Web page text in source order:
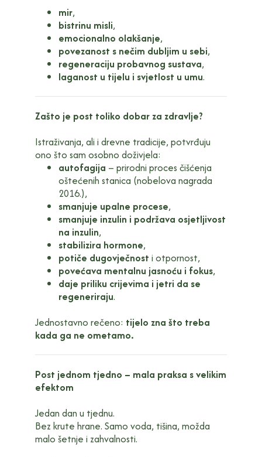
mir,
bistrinu misli,
emocionalno olakšanje,
povezanost s nečim dubljim u sebi,
regeneraciju probavnog sustava,
laganost u tijelu i svjetlost u umu.
Zašto je post toliko dobar za zdravlje?
Istraživanja, ali i drevne tradicije, potvrđuju
ono što sam osobno doživjela:
autofagija – prirodni proces čišćenja
oštećenih stanica (nobelova nagrada
2016.),
smanjuje upalne procese,
smanjuje inzulin i podržava osjetljivost
na inzulin,
stabilizira hormone,
potiče dugovječnost i otpornost,
povećava mentalnu jasnoću i fokus,
daje priliku crijevima i jetri da se
regeneriraju.
Jednostavno rečeno: tijelo zna što treba
kada ga ne ometamo.
Post jednom tjedno – mala praksa s velikim
efektom
Jedan dan u tjednu.
Bez krute hrane. Samo voda, tišina, možda
malo šetnje i zahvalnosti.